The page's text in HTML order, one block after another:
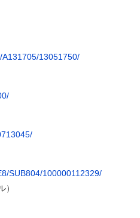
13051750/
SUB804/100000112329/
）